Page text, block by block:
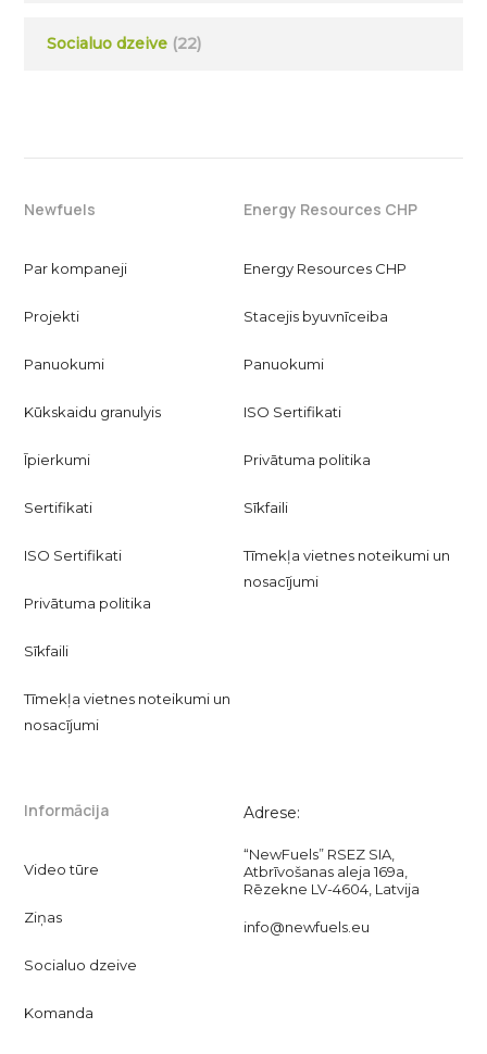
Socialuo dzeive (22)
Newfuels
Par kompaneji
Projekti
Panuokumi
Kūkskaidu granulyis
Īpierkumi
Sertifikati
ISO Sertifikati
Privātuma politika
Sīkfaili
Tīmekļa vietnes noteikumi un
nosacījumi
Energy Resources CHP
Energy Resources CHP
Stacejis byuvnīceiba
Panuokumi
ISO Sertifikati
Privātuma politika
Sīkfaili
Tīmekļa vietnes noteikumi un
nosacījumi
Informācija
Video tūre
Ziņas
Socialuo dzeive
Komanda
Adrese:
“NewFuels” RSEZ SIA,
Atbrīvošanas aleja 169a,
Rēzekne LV-4604, Latvija
info@newfuels.eu